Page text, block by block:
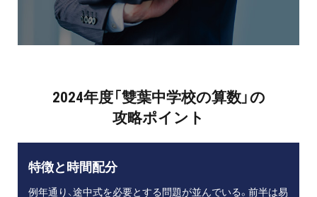
2024年度「雙葉中学校の算数」の
攻略ポイント
特徴と時間配分
例年通り、途中式を必要とする問題が並んでいる。前半は易